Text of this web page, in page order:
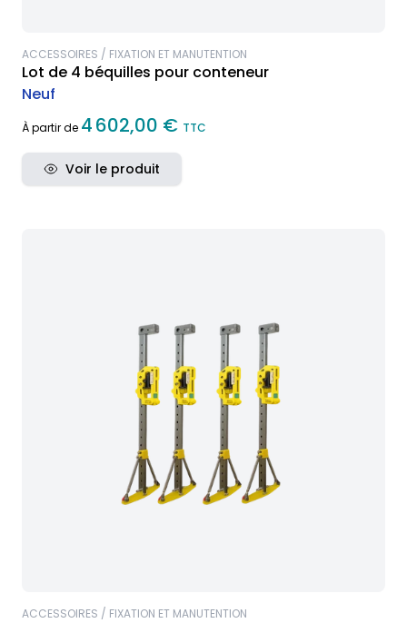
ACCESSOIRES / FIXATION ET MANUTENTION
Lot de 4 béquilles pour conteneur
Neuf
À partir de 4 602,00 € TTC
Voir le produit
ACCESSOIRES / FIXATION ET MANUTENTION